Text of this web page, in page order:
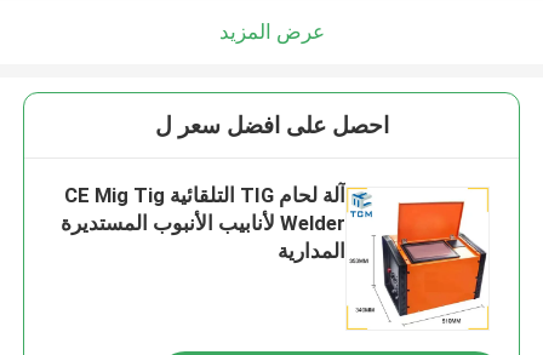
عرض المزيد
احصل على افضل سعر ل
آلة لحام TIG التلقائية CE Mig Tig
Welder لأنابيب الأنبوب المستديرة
المدارية